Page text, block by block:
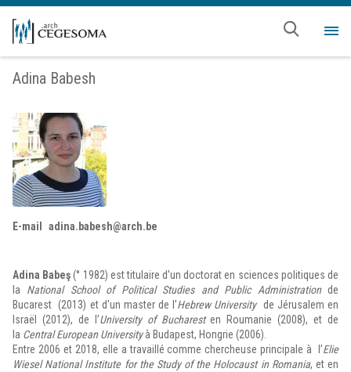
Aller au contenu principal
Adina Babesh
E-mail adina.babesh@arch.be
Adina Babeş(° 1982) est titulaire d'un doctorat en sciences politiques de
la National School of Political Studies and Public Administrationde
Bucarest (2013) et d'un master de l’Hebrew Universityde Jérusalem en
Israël (2012), de l’University of Bucharesten Roumanie (2008), et de
la Central European Universityà Budapest, Hongrie (2006).
Entre 2006 et 2018, elle a travaillé comme chercheuse principale à l’Elie
Wiesel National Institute for the Study of the Holocaust in Romania, et en